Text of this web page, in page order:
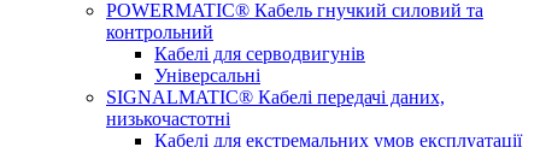
POWERMATIC® Кабель гнучкий силовий та
контрольний
Кабелі для серводвигунів
Універсальні
SIGNALMATIC® Кабелі передачі даних,
низькочастотні
Кабелі для екстремальних умов експлуатації